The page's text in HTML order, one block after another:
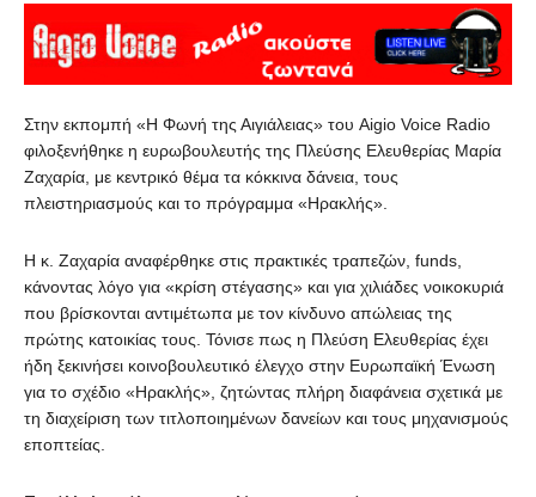
Στην εκπομπή «Η Φωνή της Αιγιάλειας» του Aigio Voice Radio
φιλοξενήθηκε η ευρωβουλευτής της Πλεύσης Ελευθερίας Μαρία
Ζαχαρία, με κεντρικό θέμα τα κόκκινα δάνεια, τους
πλειστηριασμούς και το πρόγραμμα «Ηρακλής».
Η κ. Ζαχαρία αναφέρθηκε στις πρακτικές τραπεζών, funds,
κάνοντας λόγο για «κρίση στέγασης» και για χιλιάδες νοικοκυριά
που βρίσκονται αντιμέτωπα με τον κίνδυνο απώλειας της
πρώτης κατοικίας τους. Τόνισε πως η Πλεύση Ελευθερίας έχει
ήδη ξεκινήσει κοινοβουλευτικό έλεγχο στην Ευρωπαϊκή Ένωση
για το σχέδιο «Ηρακλής», ζητώντας πλήρη διαφάνεια σχετικά με
τη διαχείριση των τιτλοποιημένων δανείων και τους μηχανισμούς
εποπτείας.